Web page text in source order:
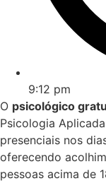
9:12 pm
O psicológico
Psicologia
presenciais nos
oferecendo
pessoas acima de